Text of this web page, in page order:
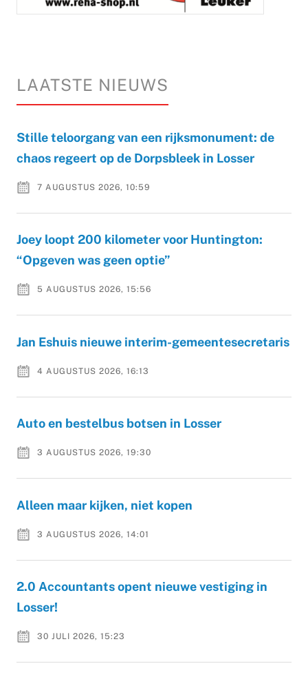
LAATSTE NIEUWS
Stille teloorgang van een rijksmonument: de
chaos regeert op de Dorpsbleek in Losser
7 AUGUSTUS 2026, 10:59
Joey loopt 200 kilometer voor Huntington:
“Opgeven was geen optie”
5 AUGUSTUS 2026, 15:56
Jan Eshuis nieuwe interim-gemeentesecretaris
4 AUGUSTUS 2026, 16:13
Auto en bestelbus botsen in Losser
3 AUGUSTUS 2026, 19:30
Alleen maar kijken, niet kopen
3 AUGUSTUS 2026, 14:01
2.0 Accountants opent nieuwe vestiging in
Losser!
30 JULI 2026, 15:23